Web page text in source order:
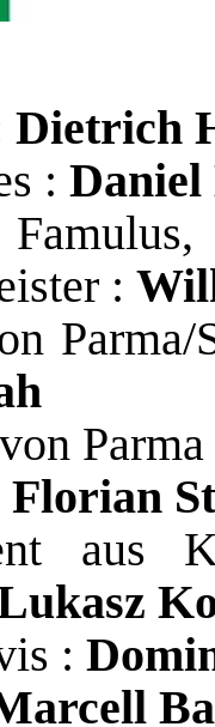
Dietrich
: Daniel
:
Florian
aus
: